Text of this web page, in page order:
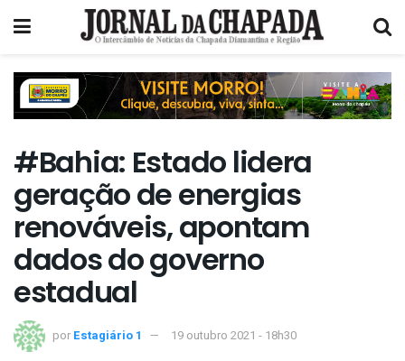
#Bahia: Estado lidera
geração de energias
renováveis, apontam
dados do governo
estadual
por Estagiário 1 19 outubro 2021 - 18h30